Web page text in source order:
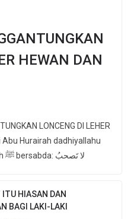
HEWAN DAN
LONCENG DI LEHER
Abu Hurairah dadhiyallahu
anhu, sesungguhnya Rasulullah ﷺ bersabda: لا تَصحبُ
HIASAN DAN
BAGI LAKI-LAKI